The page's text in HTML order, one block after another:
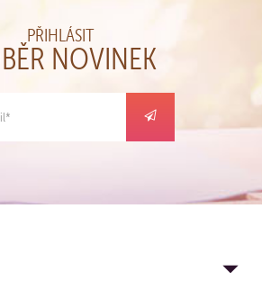
PŘIHLÁSIT
NOVINEK